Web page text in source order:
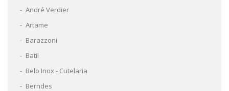
André Verdier
Artame
Barazzoni
Batil
Belo Inox - Cutelaria
Berndes